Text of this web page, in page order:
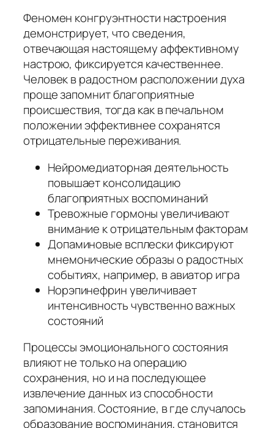
Феномен конгруэнтности настроения
демонстрирует, что сведения,
отвечающая настоящему аффективному
настрою, фиксируется качественнее.
Человек в радостном расположении духа
проще запомнит благоприятные
происшествия, тогда как в печальном
положении эффективнее сохранятся
отрицательные переживания.
Нейромедиаторная деятельность
повышает консолидацию
благоприятных воспоминаний
Тревожные гормоны увеличивают
внимание к отрицательным факторам
Допаминовые всплески фиксируют
мнемонические образы о радостных
событиях, например, в авиатор игра
Норэпинефрин увеличивает
интенсивность чувственно важных
состояний
Процессы эмоционального состояния
влияют не только на операцию
сохранения, но и на последующее
извлечение данных из способности
запоминания. Состояние, в где случалось
образование воспоминания, становится